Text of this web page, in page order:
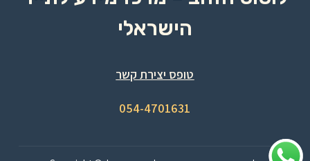
הישראלי
טופס יצירת קשר
054-4701631